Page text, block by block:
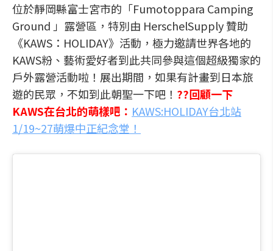
位於靜岡縣富士宮市的「Fumotoppara Camping
Ground 」露營區，特別由 HerschelSupply 贊助
《KAWS：HOLIDAY》活動，極力邀請世界各地的
KAWS粉、藝術愛好者到此共同參與這個超級獨家的
戶外露營活動啦！展出期間，如果有計畫到日本旅
遊的民眾，不如到此朝聖一下吧！ ??回顧一下
KAWS在台北的萌樣吧： KAWS:HOLIDAY台北站
1/19~27萌爆中正紀念堂！